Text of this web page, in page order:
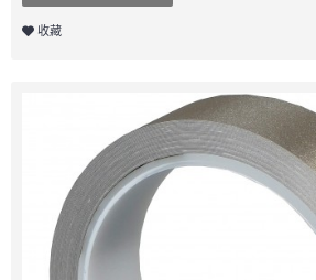
收藏